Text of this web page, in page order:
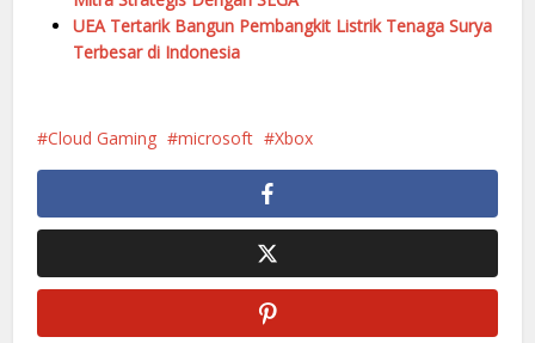
UEA Tertarik Bangun Pembangkit Listrik Tenaga Surya
Terbesar di Indonesia
Cloud Gaming microsoft Xbox